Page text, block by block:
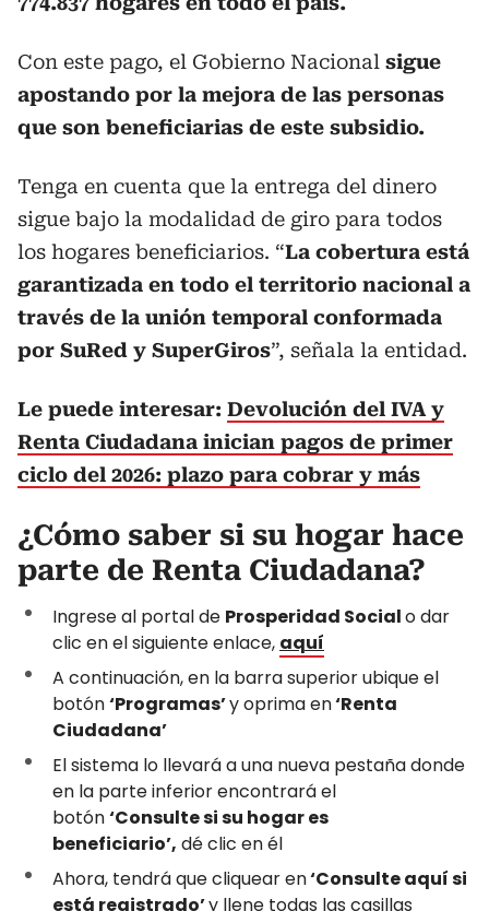
Con este pago, el Gobierno Nacional sigue
apostando por la mejora de las personas
que son beneficiarias de este subsidio.
Tenga en cuenta que la entrega del dinero
sigue bajo la modalidad de giro para todos
los hogares beneficiarios. “La cobertura está
garantizada en todo el territorio nacional a
través de la unión temporal conformada
por SuRed y SuperGiros”, señala la entidad.
Le puede interesar: Devolución del IVA y
Renta Ciudadana inician pagos de primer
ciclo del 2026: plazo para cobrar y más
¿Cómo saber si su hogar hace
parte de Renta Ciudadana?
Ingrese al portal de Prosperidad Socialo dar
clic en el siguiente enlace, aquí
A continuación, en la barra superior ubique el
botón‘Programas’y oprima en‘Renta
Ciudadana’
El sistema lo llevará a una nueva pestaña donde
en la parte inferior encontrará el
botón‘Consulte si su hogar es
beneficiario’, dé clic en él
Ahora, tendrá que cliquear en‘Consulte aquí si
está registrado’y llene todas las casillas